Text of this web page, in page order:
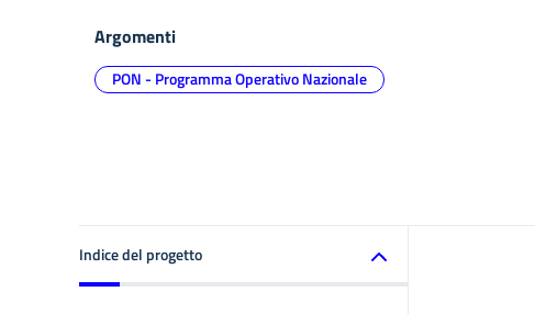
Argomenti
PON - Programma Operativo Nazionale
Indice del progetto